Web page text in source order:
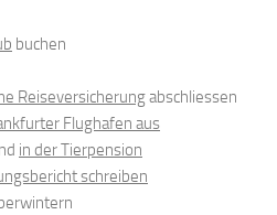
buchen
Reiseversicherungabschliessen
Flughafen aus
in der Tierpension
schreiben